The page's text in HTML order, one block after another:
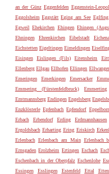
an der Günz Eggenfelden Eggenstein-
Eggolsheim Eggstätt Eging am See Eglfing
Egweil Ehekirchen Ehingen Ehingen
Ehningen
Ehrenkirchen Eibelstadt
Eichstetten Eigeltingen Eimeldingen
Eisingen
Eislingen (Fils) Eitensheim
Ellenberg Ellgau Ellhofen Ellingen
Emeringen
Emerkingen Emersacker
Emmering (Fürstenfeldbruck)
Emmerting
Emtmannsberg Endingen Engelsberg
Enzklösterle Epfenbach Epfendorf
Erbach
Erbendorf Erding Erdmannhausen
Ergoldsbach Erharting Ering Eriskirch
Erlenbach Erlenbach am Main Erlenbach
Ernsgaden Erolzheim Ertingen Eschach
Eschenbach in der Oberpfalz Eschenlohe
Essingen
Esslingen Estenfeld Ettal